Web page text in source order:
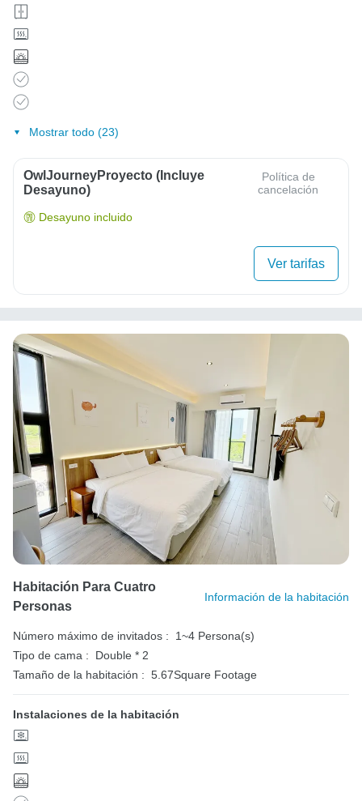
Mostrar todo (23)
OwlJourneyProyecto (Incluye
Desayuno)
Política de
cancelación
Desayuno incluido
Ver tarifas
Habitación Para Cuatro
Personas
Información de la habitación
Número máximo de invitados :
1~4 Persona(s)
Tipo de cama :
Double * 2
Tamaño de la habitación : 5.67Square Footage
Instalaciones de la habitación